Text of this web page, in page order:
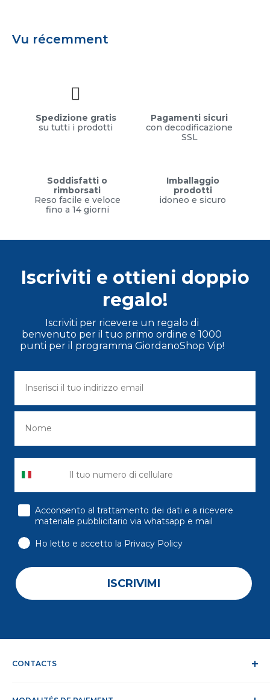
Vu récemment
Spedizione gratis
su tutti i prodotti
Pagamenti sicuri
con decodificazione
SSL
Soddisfatti o
rimborsati
Reso facile e veloce
fino a 14 giorni
Imballaggio
prodotti
idoneo e sicuro
Iscriviti e ottieni doppio
regalo!
Iscriviti per ricevere un regalo di
benvenuto per il tuo primo ordine e 1000
punti per il programma GiordanoShop Vip!
consenso
Acconsento al trattamento dei dati e a ricevere
materiale pubblicitario via whatsapp e mail
Ho letto e accetto la Privacy Policy
ISCRIVIMI
CONTACTS